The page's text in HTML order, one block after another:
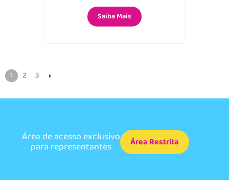
Saiba Mais
1 2 3
Área de acesso exclusivo
para representantes Área Restrita